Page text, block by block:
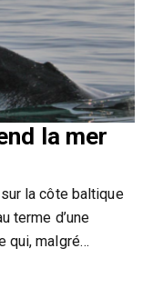
la mer
la côte baltique
terme d’une
qui, malgré…